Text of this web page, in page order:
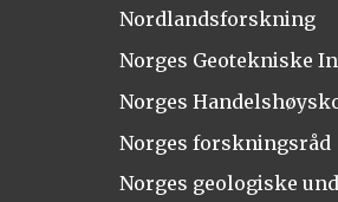
Nordlandsforskning
Norges Geotekniske
Norges
Norges forskningsråd
Norges geologiske